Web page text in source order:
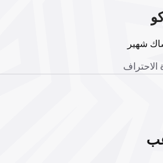
شهير
الاحتراف